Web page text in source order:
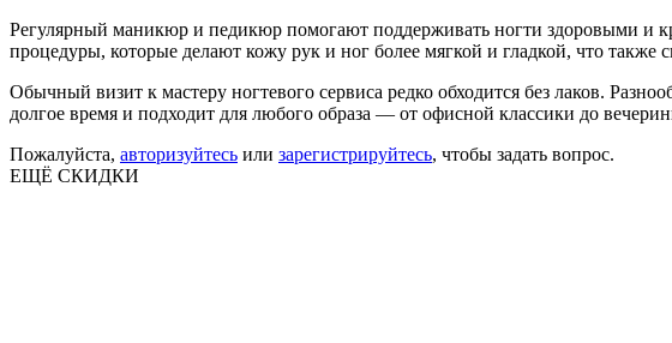
Регулярный маникюр и педикюр помогают поддерживать ногти здоровыми и
процедуры, которые делают кожу рук и ног более мягкой и гладкой, что также
Обычный визит к мастеру ногтевого сервиса редко обходится без лаков.
долгое время и подходит для любого образа — от офисной классики до
Пожалуйста, авторизуйтесь или зарегистрируйтесь, чтобы задать вопрос.
ЕЩЁ СКИДКИ